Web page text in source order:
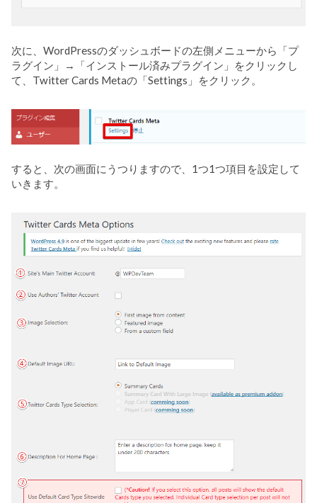
次に、WordPressのダッシュボードの左側メニューから「プ
ラグイン」→「インストール済みプラグイン」をクリックし
て、Twitter Cards Metaの「Settings」をクリック。
すると、次の画面にうつりますので、1つ1つ項目を設定して
いきます。